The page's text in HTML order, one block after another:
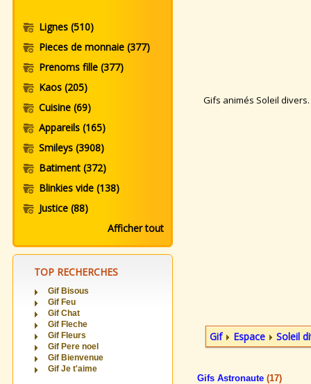
Lignes (510)
Pieces de monnaie (377)
Prenoms fille (377)
Kaos (205)
Cuisine (69)
Appareils (165)
Smileys (3908)
Batiment (372)
Blinkies vide (138)
Justice (88)
Afficher tout
TOP RECHERCHES
Gif Bisous
Gif Feu
Gif Chat
Gif Fleche
Gif Fleurs
Gif Pere noel
Gif Bienvenue
Gif Je t'aime
Gifs animés Soleil
Gif Espace Soleil
Gifs Astronaute (17)